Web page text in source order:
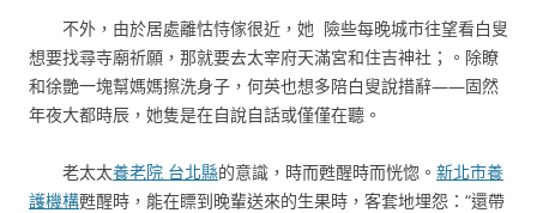
不外，由於居處離怙恃傢很近，她 險些每晚城市往望看白叟
想要找尋寺廟祈願，那就要去太宰府天滿宮和住吉神社；。除瞭
和徐艷一塊幫媽媽擦洗身子，何英也想多陪白叟說措辭——固然
年夜大都時辰，她隻是在自說自話或僅僅在聽。
老太太養老院 台北縣的意識，時而甦醒時而恍惚。 新北市養
護機構甦醒時，能在瞟到晚輩送來的生果時，客套地埋怨：“還帶